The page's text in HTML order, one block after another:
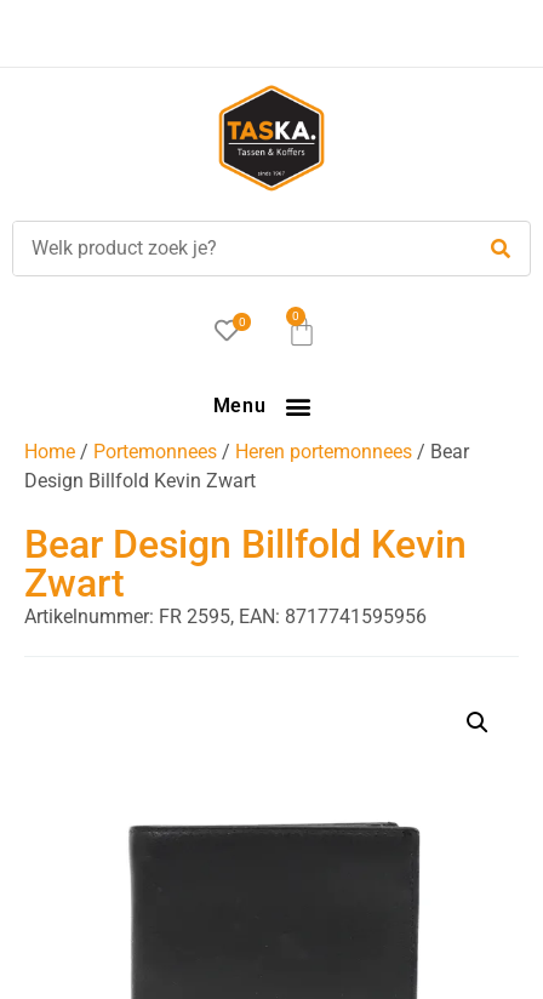
besteld, is vandaag verzonden!
0 0
Menu
Home / Portemonnees / Heren portemonnees / Bear
Design Billfold Kevin Zwart
Bear Design Billfold Kevin
Zwart
Artikelnummer: FR 2595, EAN: 8717741595956